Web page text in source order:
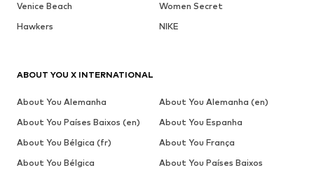
Venice Beach
Women Secret
Hawkers
NIKE
ABOUT YOU X INTERNATIONAL
About You Alemanha
About You Alemanha (en)
About You Países Baixos (en)
About You Espanha
About You Bélgica (fr)
About You França
About You Bélgica
About You Países Baixos